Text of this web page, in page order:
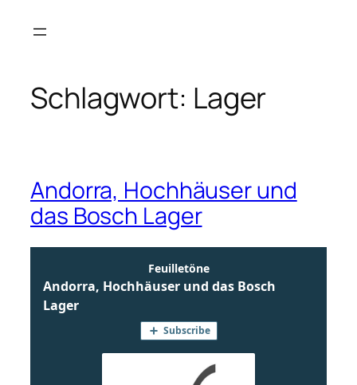
Inhalt
Schlagwort: Lager
Andorra, Hochhäuser und
das Bosch Lager